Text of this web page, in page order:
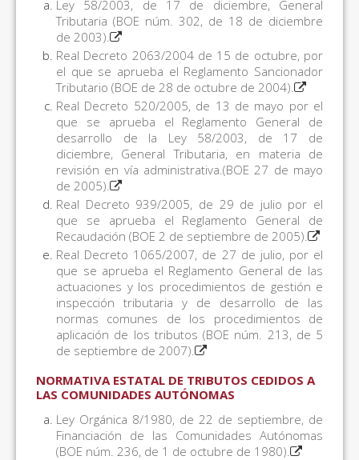
Ley 58/2003, de 17 de diciembre, General
Tributaria (BOE núm. 302, de 18 de diciembre
de 2003).
Real Decreto 2063/2004 de 15 de octubre, por
el que se aprueba el Reglamento Sancionador
Tributario (BOE de 28 de octubre de 2004).
Real Decreto 520/2005, de 13 de mayo por el
que se aprueba el Reglamento General de
desarrollo de la Ley 58/2003, de 17 de
diciembre, General Tributaria, en materia de
revisión en vía administrativa.(BOE 27 de mayo
de 2005).
Real Decreto 939/2005, de 29 de julio por el
que se aprueba el Reglamento General de
Recaudación (BOE 2 de septiembre de 2005).
Real Decreto 1065/2007, de 27 de julio, por el
que se aprueba el Reglamento General de las
actuaciones y los procedimientos de gestión e
inspección tributaria y de desarrollo de las
normas comunes de los procedimientos de
aplicación de los tributos (BOE núm. 213, de 5
de septiembre de 2007).
NORMATIVA ESTATAL DE TRIBUTOS CEDIDOS A
LAS COMUNIDADES AUTÓNOMAS
Ley Orgánica 8/1980, de 22 de septiembre, de
Financiación de las Comunidades Autónomas
(BOE núm. 236, de 1 de octubre de 1980).